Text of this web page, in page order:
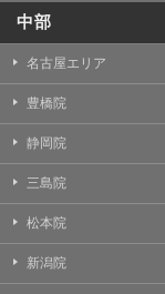
中部
名古屋エリア
豊橋院
静岡院
三島院
松本院
新潟院